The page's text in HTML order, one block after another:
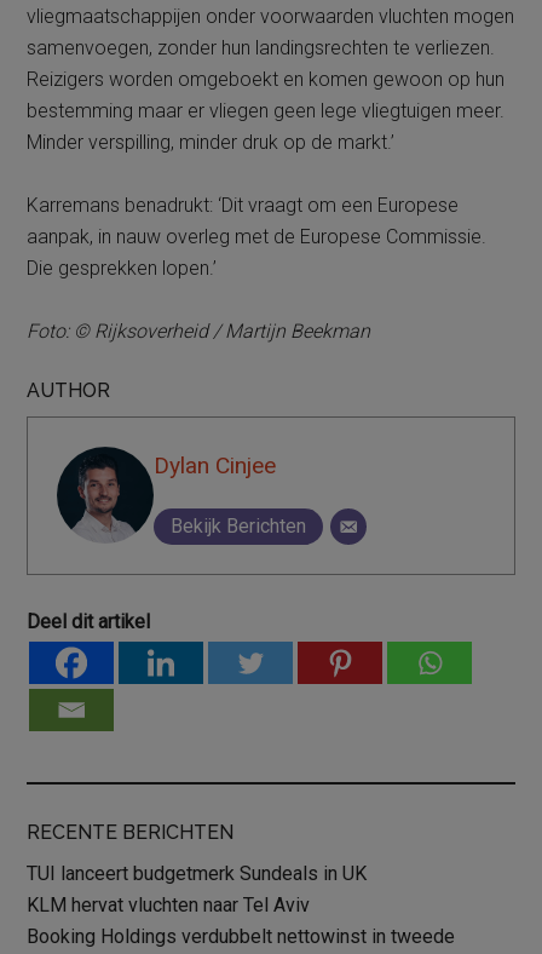
vliegmaatschappijen onder voorwaarden vluchten mogen
samenvoegen, zonder hun landingsrechten te verliezen.
Reizigers worden omgeboekt en komen gewoon op hun
bestemming maar er vliegen geen lege vliegtuigen meer.
Minder verspilling, minder druk op de markt.’
Karremans benadrukt: ‘Dit vraagt om een Europese
aanpak, in nauw overleg met de Europese Commissie.
Die gesprekken lopen.’
Foto: © Rijksoverheid / Martijn Beekman
AUTHOR
Dylan Cinjee
Bekijk Berichten
Deel dit artikel
RECENTE BERICHTEN
TUI lanceert budgetmerk Sundeals in UK
KLM hervat vluchten naar Tel Aviv
Booking Holdings verdubbelt nettowinst in tweede